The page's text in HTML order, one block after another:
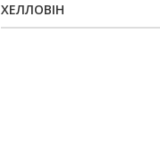
ХЕЛЛОВІН